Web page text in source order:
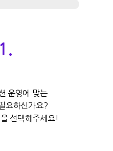
운영에 맞는
요하신가요?
선택해주세요!